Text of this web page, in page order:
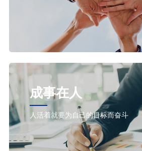
成事在人
人活着就要为自己的目标而奋斗